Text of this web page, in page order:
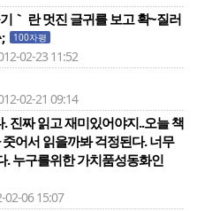
｀ 란 멋진 글귀를 보고 확~질러
100자평
02-23 11:52
02-21 09:14
진짜 읽고 재미있어야지..오늘 책
어서 읽을까봐 걱정된다. 너무
. 누구를위한 가치품성동화인
06 15:07